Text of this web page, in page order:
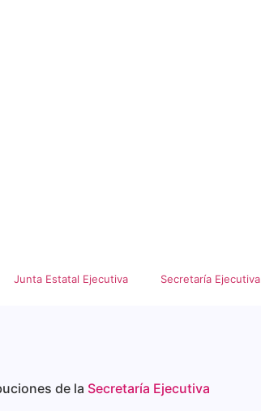
Junta Estatal Ejecutiva Secretaría Ejecutiva
de la Secretaría Ejecutiva